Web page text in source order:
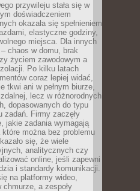
przywileju stała się w
doświadczeniem
okazała się spełnieniem
elastyczne godziny,
miejsca. Dla innych
– chaos w domu, brak
życiem zawodowym a
Po kilku latach
coraz lepiej widać,
tkwi ani w pełnym biurze,
lecz w różnorodnych
dopasowanych do typu
zadań. Firmy zaczęły
jakie zadania wymagają
można bez problemu
się, że wiele
analitycznych czy
online, jeśli zapewni
i standardy komunikacji.
na platformy wideo,
a zespoły